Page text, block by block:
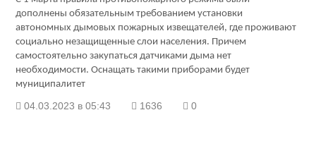
дополнены обязательным требованием установки
автономных дымовых пожарных извещателей, где проживают
социально незащищенные слои населения. Причем
самостоятельно закупаться датчиками дыма нет
необходимости. Оснащать такими приборами будет
муниципалитет
04.03.2023 в 05:43 1636 0